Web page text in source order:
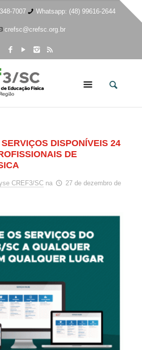
7007 Whatsapp: (48) 99616-2644
crefsc@crefsc.org.br
DISPONÍVEIS 24
DE
CREF3/SC na
27 de dezembro de